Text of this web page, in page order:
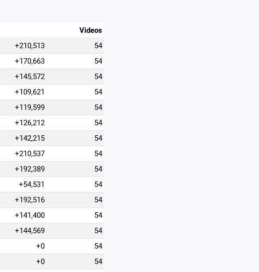
Videos
+210,513
54
+170,663
54
+145,572
54
+109,621
54
+119,599
54
+126,212
54
+142,215
54
+210,537
54
+192,389
54
+54,531
54
+192,516
54
+141,400
54
+144,569
54
+0
54
+0
54